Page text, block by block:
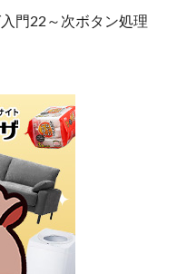
門22～次ボタン処理